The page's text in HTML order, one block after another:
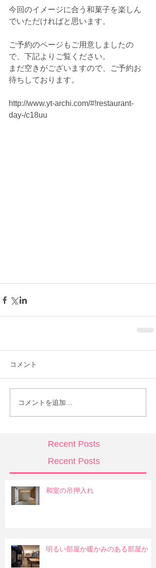
今回のイメージに合う和菓子を楽しん
でいただければと思います。
ご予約のページもご用意しましたの
で、下記よりご覧ください。
まだ空きがございますので、ご予約お
待ちしております。
http://www.yt-archi.com/#!restaurant-
day-/c18uu
コメント
コメントを追加…
Recent Posts
Recent Posts
和室の吊押入れ
明るい部屋か暖かみのある部屋か